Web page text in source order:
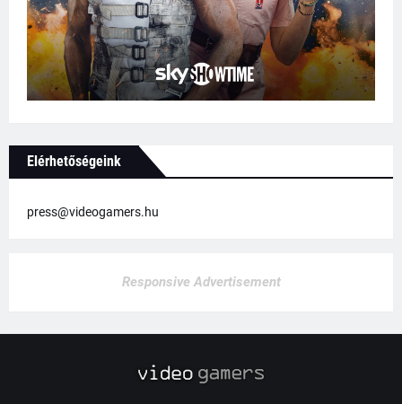
Elérhetőségeink
press@videogamers.hu
Responsive Advertisement